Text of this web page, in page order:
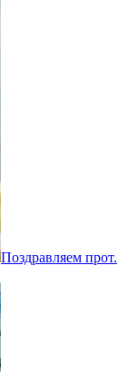
Поздравляем прот.